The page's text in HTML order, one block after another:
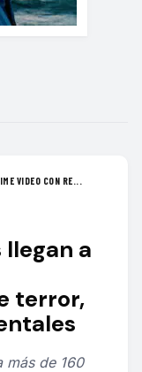
VIDEO CON RE...
llegan a
terror,
más de 160